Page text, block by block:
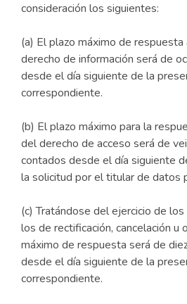
consideración los siguientes:
(a) El plazo máximo de
derecho de información será de
desde el día siguiente de la
correspondiente.
(b) El plazo máximo para la
del derecho de acceso será de
contados desde el día siguiente
la solicitud por el titular de datos
(c) Tratándose del ejercicio de
los de rectificación, cancelación u
máximo de respuesta será de
desde el día siguiente de la
correspondiente.